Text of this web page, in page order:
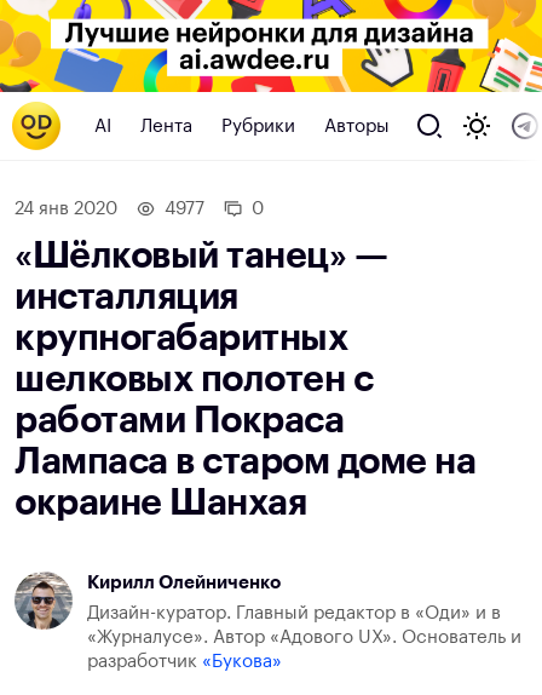
AI Лента Рубрики Авторы
24 янв 2020 4977 0
«Шёлковый танец» —
инсталляция
крупногабаритных
шелковых полотен с
работами Покраса
Лампаса в старом доме на
окраине Шанхая
Кирилл Олейниченко
Дизайн-куратор. Главный редактор в «Оди» и в
«Журналусе». Автор «Адового UX». Основатель и
разработчик «Букова»